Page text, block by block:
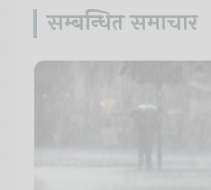
सम्बन्धित समाचार